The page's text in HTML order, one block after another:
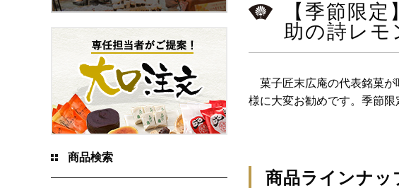
商品検索
【季節限
助の詩レモ
菓子匠末広庵の代表銘菓が
様に大変お勧めです。季節限
商品ラインナッ